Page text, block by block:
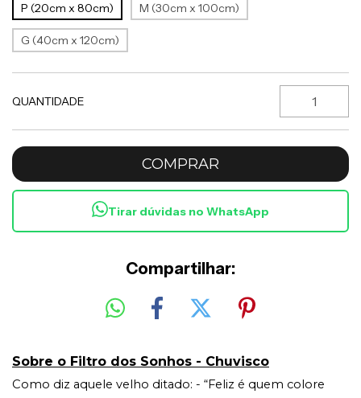
P (20cm x 80cm)
M (30cm x 100cm)
G (40cm x 120cm)
QUANTIDADE
Tirar dúvidas no WhatsApp
Compartilhar:
Sobre o Filtro dos Sonhos - Chuvisco
Como diz aquele velho ditado: - “Feliz é quem colore